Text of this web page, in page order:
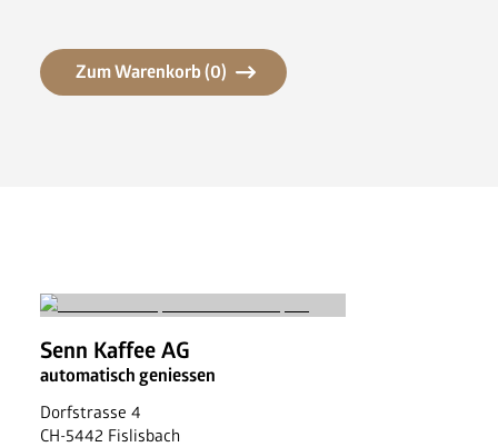
Zum Warenkorb (0)
Senn Kaffee AG
automatisch geniessen
Dorfstrasse 4
CH-5442 Fislisbach